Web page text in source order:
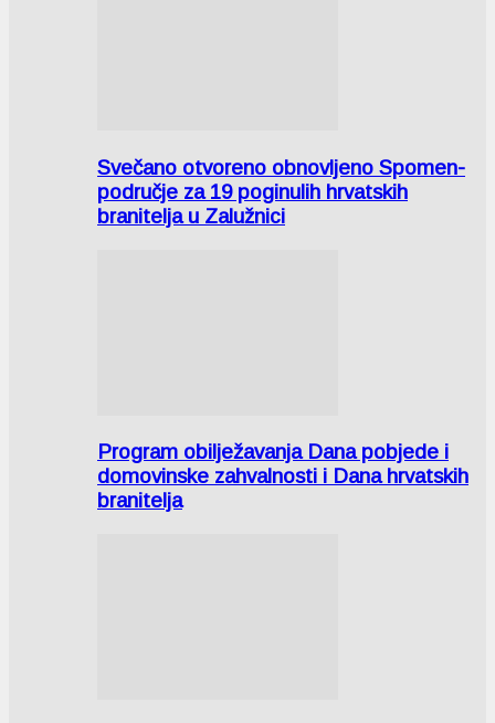
Svečano otvoreno obnovljeno Spomen-
područje za 19 poginulih hrvatskih
branitelja u Zalužnici
Program obilježavanja Dana pobjede i
domovinske zahvalnosti i Dana hrvatskih
branitelja